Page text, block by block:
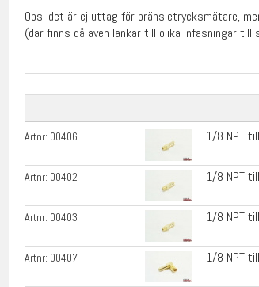
Obs: det är ej uttag för bränsletrycksmätare,
(där finns då även länkar till olika infäsningar till
Artnr: 00406 1/8 NPT
Artnr: 00402 1/8 NPT
Artnr: 00403 1/8 NPT
Artnr: 00407 1/8 NPT